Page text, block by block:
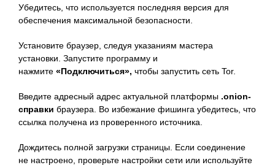
Убедитесь, что используется последняя версия для
обеспечения максимальной безопасности.
Установите браузер, следуя указаниям мастера
установки. Запустите программу и
нажмите «Подключиться», чтобы запустить сеть Tor.
Введите адресный адрес актуальной платформы .onion-
справки браузера. Во избежание фишинга убедитесь, что
ссылка получена из проверенного источника.
Дождитесь полной загрузки страницы. Если соединение
не настроено, проверьте настройки сети или используйте